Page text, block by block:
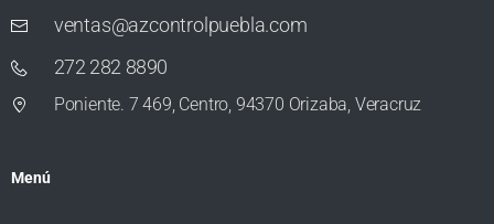
ventas@azcontrolpuebla.com
272 282 8890
Poniente. 7 469, Centro, 94370 Orizaba, Veracruz
Menú